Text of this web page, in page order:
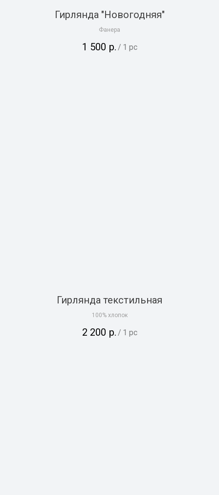
Гирлянда "Новогодняя"
Фанера
1 500 р. / 1 pc
Гирлянда текстильная
100% хлопок
2 200 р. / 1 pc